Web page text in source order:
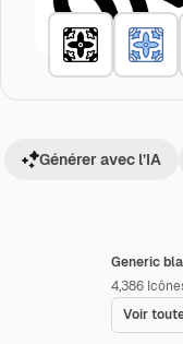
Generic
4,386
Voir
Générer avec l’IA